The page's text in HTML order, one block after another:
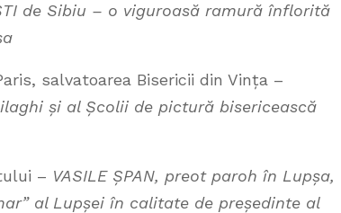
de Sibiu – o viguroasă ramură înflorită
salvatoarea Bisericii din Vința –
și al Școlii de pictură bisericească
– VASILE ȘPAN, preot paroh în Lupșa,
al Lupșei în calitate de președinte al